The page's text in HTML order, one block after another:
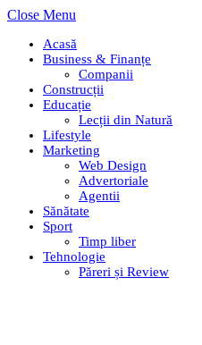
Close Menu
Acasă
Business & Finanțe
Companii
Construcții
Educație
Lecții din Natură
Lifestyle
Marketing
Web Design
Advertoriale
Agentii
Sănătate
Sport
Timp liber
Tehnologie
Păreri și Review